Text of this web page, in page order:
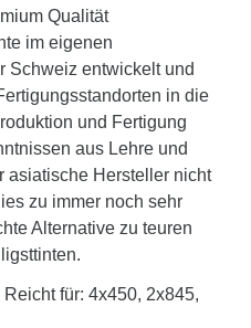
Qualität
im eigenen
Schweiz entwickelt und
in die
und Fertigung
aus Lehre und
asiatische Hersteller nicht
zu immer noch sehr
Alternative zu teuren
für: 4x450, 2x845,